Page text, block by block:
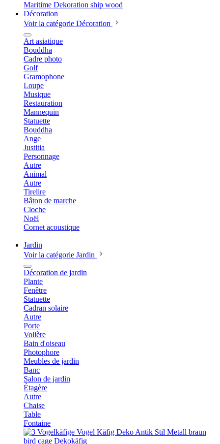
Décoration
Voir la catégorie Décoration
Art asiatique
Bouddha
Cadre photo
Golf
Gramophone
Loupe
Musique
Restauration
Mannequin
Statuette
Bouddha
Ange
Justitia
Personnage
Autre
Animal
Autre
Tirelire
Bâton de marche
Cloche
Noël
Cornet acoustique
Jardin
Voir la catégorie Jardin
Décoration de jardin
Plante
Fenêtre
Statuette
Cadran solaire
Autre
Porte
Volière
Bain d'oiseau
Photophore
Meubles de jardin
Banc
Salon de jardin
Étagère
Autre
Chaise
Table
Fontaine